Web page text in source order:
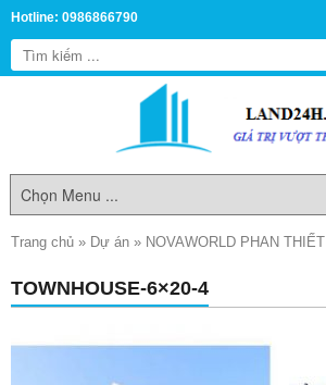
Hotline: 0986866790
Trang chủ » Dự án » NOVAWORLD PHAN THIẾT
TOWNHOUSE-6×20-4